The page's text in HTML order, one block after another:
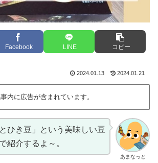
Facebook LINE コピー
2024.01.13 2024.01.21
内に広告が含まれています。
あまなっと
ひき豆」という美味しい豆
紹介するよ～。